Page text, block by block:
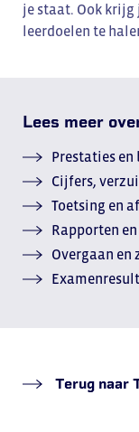
je staat. Ook krijg
leerdoelen te
Lees meer
Prestaties
Cijfers,
Toetsing en
Rapporten
Overgaan
Terug naar